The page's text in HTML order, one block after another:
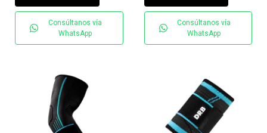
Consúltanos vía
WhatsApp
Consúltanos vía
WhatsApp